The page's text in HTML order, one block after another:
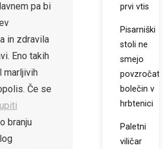
pa bi
in zdravila
Eno takih
marljivih
Če se
branju
prvi vtis
Pisarniški
stoli ne
smejo
povzročati
bolečin v
hrbtenici
Paletni
viličar